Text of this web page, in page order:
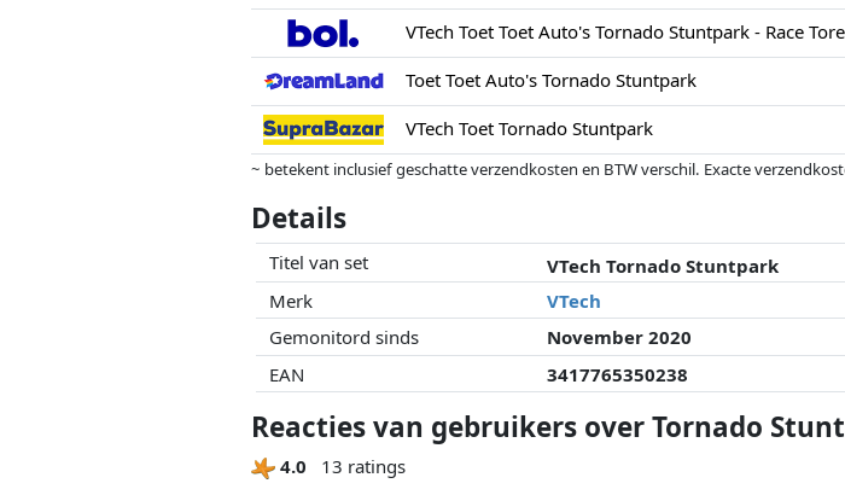
Toet Toet Auto's Tornado Stuntpark
VTech Toet Tornado Stuntpark
~ betekent inclusief geschatte verzendkosten en BTW verschil. Exacte
geen enkele invoed op. Alleen bij gelijke prijzen kunnen historische prestaties de
Details
Titel van set
VTech Tornado Stuntpark
Merk
VTech
Gemonitord sinds
November 2020
EAN
3417765350238
Reacties van gebruikers over Tornado
4.0
13 ratings